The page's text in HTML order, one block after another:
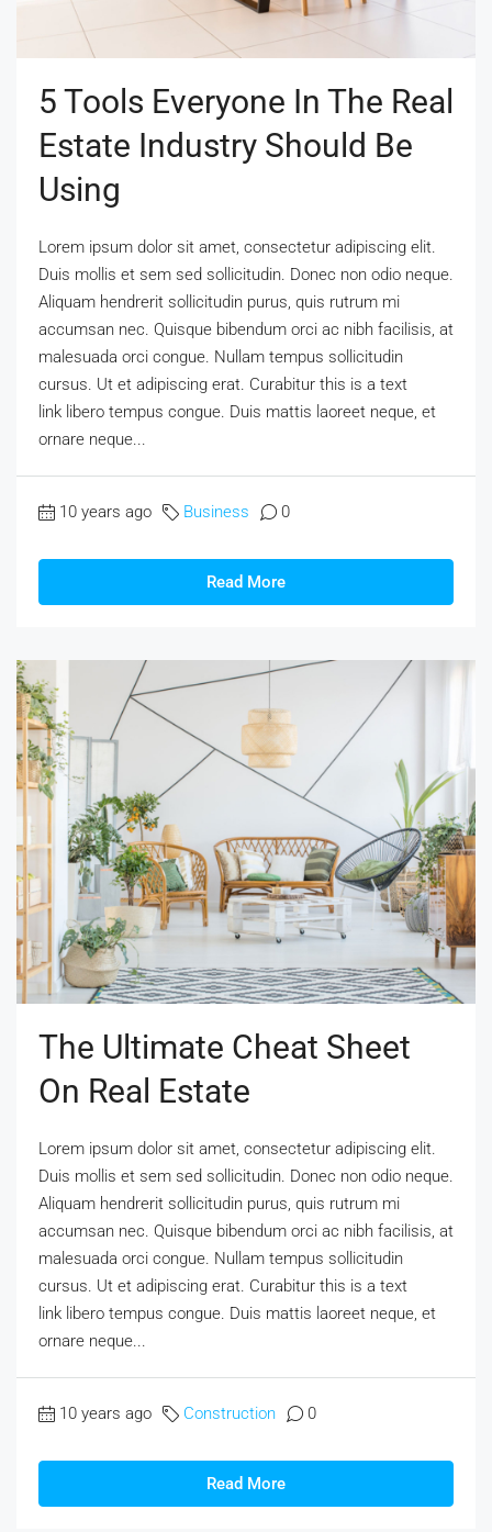
5 Tools Everyone In The Real
Estate Industry Should Be
Using
Lorem ipsum dolor sit amet, consectetur adipiscing elit.
Duis mollis et sem sed sollicitudin. Donec non odio neque.
Aliquam hendrerit sollicitudin purus, quis rutrum mi
accumsan nec. Quisque bibendum orci ac nibh facilisis, at
malesuada orci congue. Nullam tempus sollicitudin
cursus. Ut et adipiscing erat. Curabitur this is a text
link libero tempus congue. Duis mattis laoreet neque, et
ornare neque...
10 years ago Business 0
Read More
The Ultimate Cheat Sheet
On Real Estate
Lorem ipsum dolor sit amet, consectetur adipiscing elit.
Duis mollis et sem sed sollicitudin. Donec non odio neque.
Aliquam hendrerit sollicitudin purus, quis rutrum mi
accumsan nec. Quisque bibendum orci ac nibh facilisis, at
malesuada orci congue. Nullam tempus sollicitudin
cursus. Ut et adipiscing erat. Curabitur this is a text
link libero tempus congue. Duis mattis laoreet neque, et
ornare neque...
10 years ago Construction 0
Read More